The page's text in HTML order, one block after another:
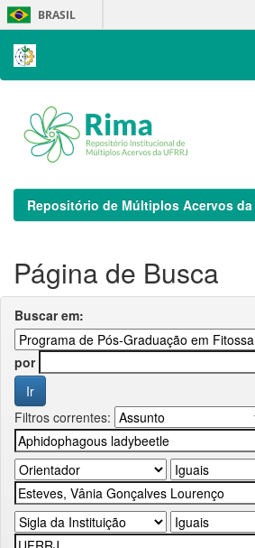
Skip
navigation
BRASIL
Repositório de Múltiplos Acervos da
Página de Busca
Buscar em:
por
Filtros correntes: